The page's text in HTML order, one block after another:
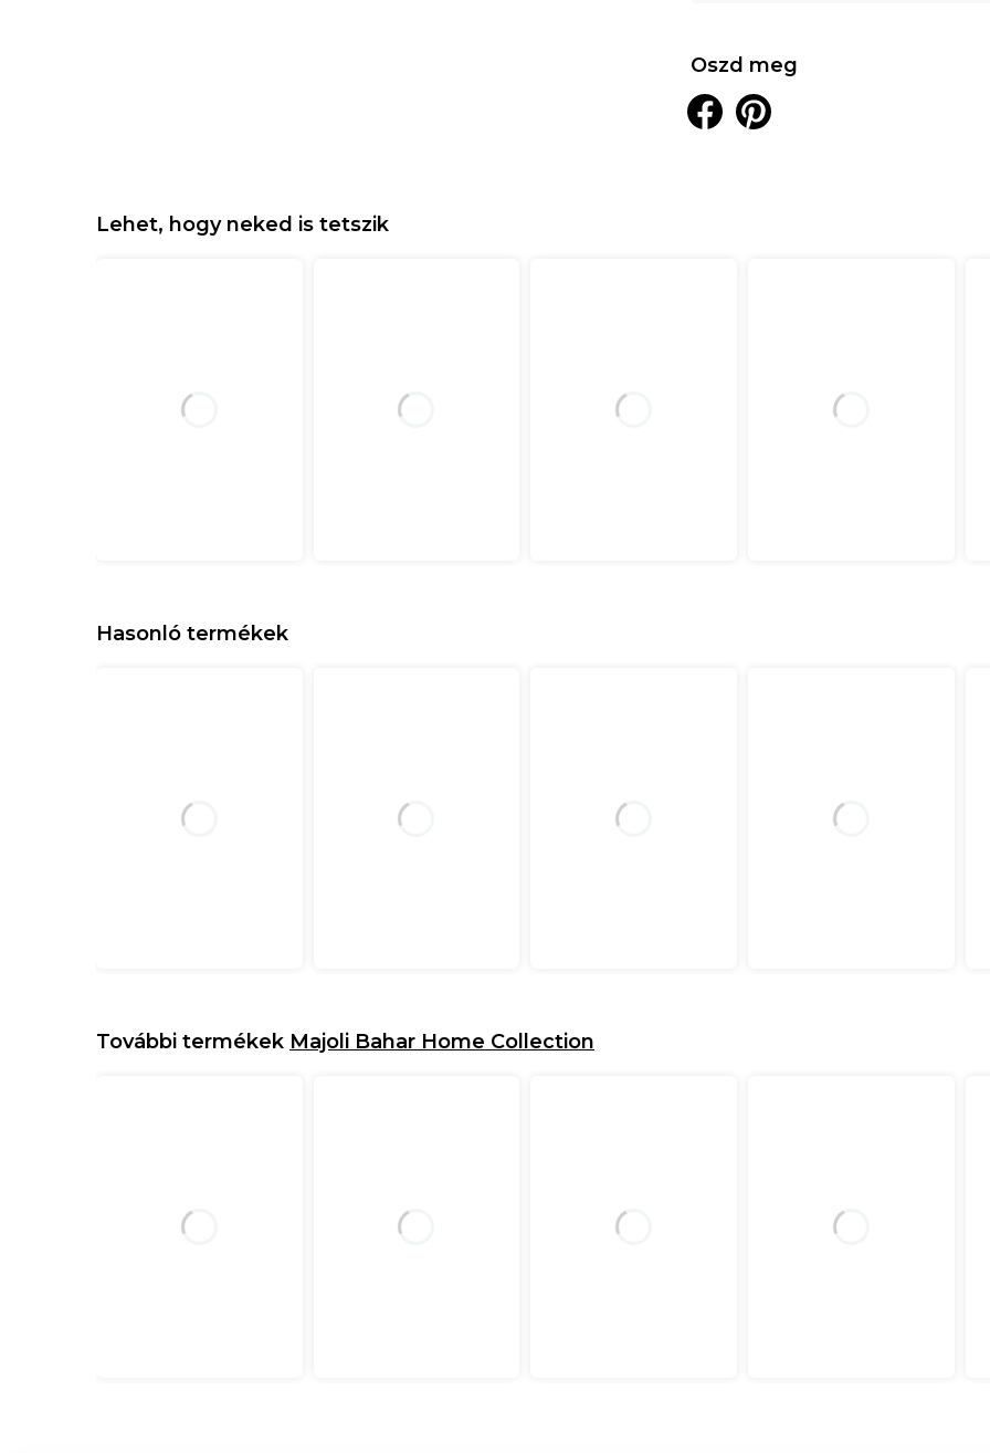
Oszd meg
Lehet, hogy neked is tetszik
Hasonló termékek
További termékek Majoli Bahar Home Collection